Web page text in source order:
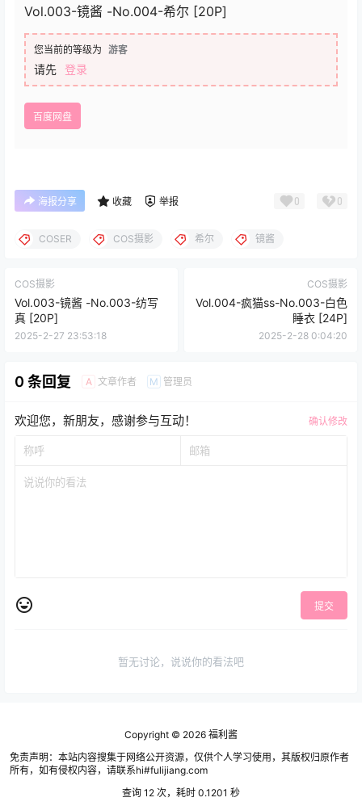
Vol.003-镜酱 -No.004-希尔 [20P]
您当前的等级为 游客
请先 登录
百度网盘
海报分享 收藏 举报 0 0
COSER COS摄影 希尔 镜酱
COS摄影
Vol.003-镜酱 -No.003-纺写
真 [20P]
2025-2-27 23:53:18
COS摄影
Vol.004-疯猫ss-No.003-白色
睡衣 [24P]
2025-2-28 0:04:20
0 条回复 A 文章作者 M 管理员
欢迎您，新朋友，感谢参与互动！ 确认修改
提交
暂无讨论，说说你的看法吧
Copyright © 2026 福利酱
免责声明：本站内容搜集于网络公开资源，仅供个人学习使用，其版权归原作者
所有，如有侵权内容，请联系hi#fulijiang.com
查询 12 次，耗时 0.1201 秒